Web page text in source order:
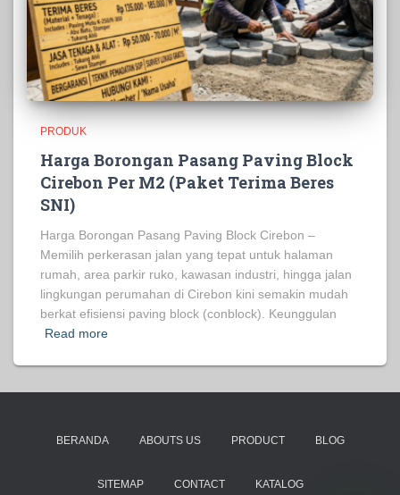
PRODUK
Harga Borongan Pasang Paving Block
Cirebon Per M2 (Paket Terima Beres
SNI)
Harga Borongan Pasang Paving Block Cirebon –
Memilih perkerasan jalan yang tepat untuk halaman
rumah, area parkir ruko, kawasan industri, hingga jalan
lingkungan perumahan di Cirebon kini semakin mudah
berkat efisiensi paving block (conblock). Keunggulan
Read more
BERANDA ABOUTS US PRODUCT BLOG
SITEMAP CONTACT KATALOG